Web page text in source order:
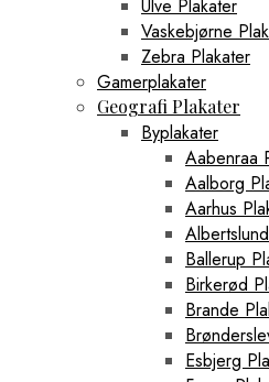
Ulve Plakater
Vaskebjørne
Zebra Plakater
Gamerplakater
Geografi Plakater
Byplakater
Aabenraa
Aalborg
Aarhus
Ballerup
Birkerød
Brande
Esbjerg